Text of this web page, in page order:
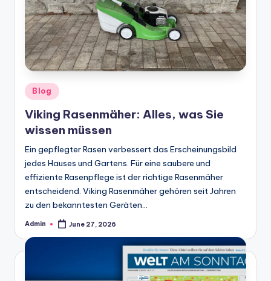
Posted
in
Blog
Viking Rasenmäher: Alles, was Sie
wissen müssen
Ein gepflegter Rasen verbessert das Erscheinungsbild
jedes Hauses und Gartens. Für eine saubere und
effiziente Rasenpflege ist der richtige Rasenmäher
entscheidend. Viking Rasenmäher gehören seit Jahren
zu den bekanntesten Geräten…
Posted
Admin June 27, 2026